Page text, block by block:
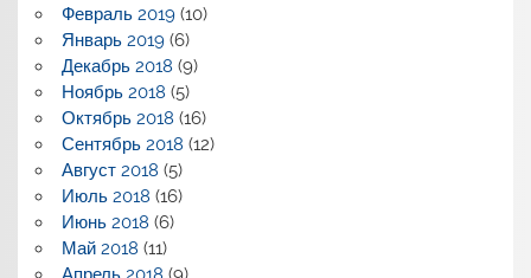
Февраль 2019(10)
Январь 2019(6)
Декабрь 2018 (9)
Ноябрь 2018 (5)
Октябрь 2018 (16)
Сентябрь 2018 (12)
Август 2018 (5)
Июль 2018 (16)
Июнь 2018 (6)
Май 2018 (11)